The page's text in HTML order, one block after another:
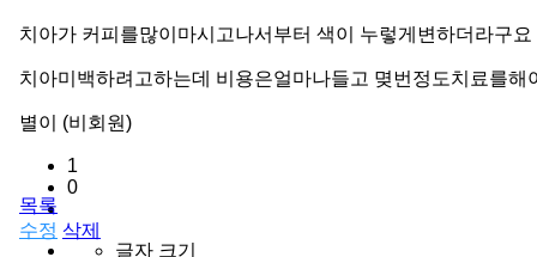
치아가 커피를많이마시고나서부터 색이 누렇게변하더라구요
치아미백하려고하는데 비용은얼마나들고 몆번정도치료를해
별이 (비회원)
1
0
글자 크기
목록
수정 삭제